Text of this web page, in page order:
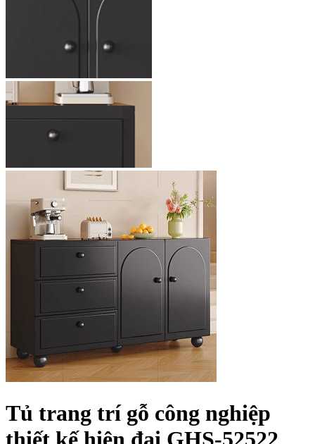
Tủ trang trí gỗ công nghiệp
thiết kế hiện đại GHS-52522